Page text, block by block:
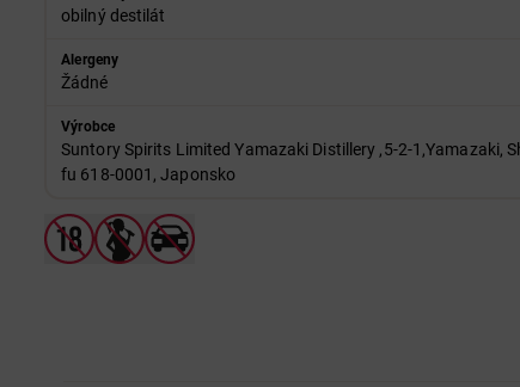
obilný destilát
Alergeny
Žádné
Výrobce
Suntory Spirits Limited Yamazaki Distillery ,5-2-1,Yamazaki,
fu 618-0001, Japonsko